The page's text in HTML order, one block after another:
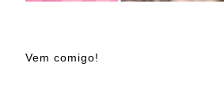
Vem comigo!